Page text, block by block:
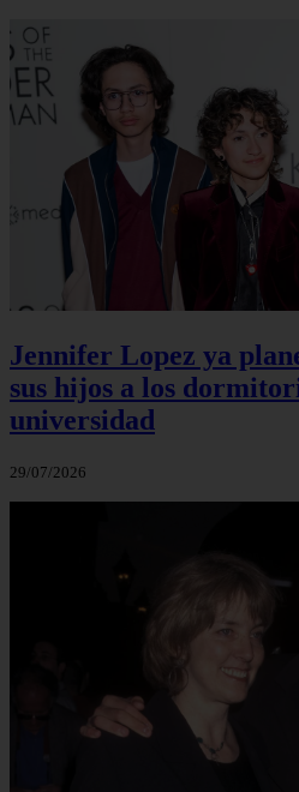
Jennifer Lopez ya
sus hijos a los
universidad
29/07/2026